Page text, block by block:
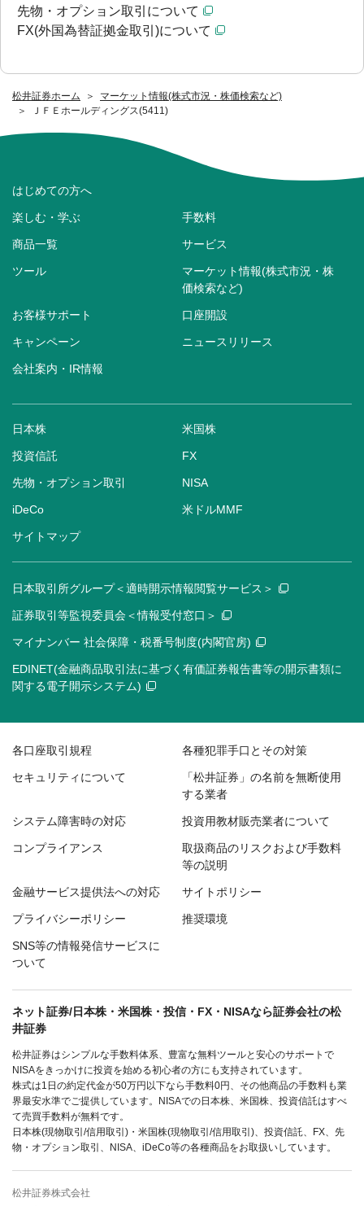
松井証券ホーム
マーケット情報(株式市況・株価検索など)
ＪＦＥホールディングス(5411)
先物・オプション取引について
FX(外国為替証拠金取引)について
はじめての方へ
楽しむ・学ぶ 手数料
商品一覧 サービス
ツール
マーケット情報(株式市況・株
価検索など)
お客様サポート 口座開設
キャンペーン ニュースリリース
会社案内・IR情報
日本株 米国株
投資信託 FX
先物・オプション取引 NISA
iDeCo 米ドルMMF
サイトマップ
日本取引所グループ＜適時開示情報閲覧サービス＞
証券取引等監視委員会＜情報受付窓口＞
マイナンバー 社会保障・税番号制度(内閣官房)
EDINET(金融商品取引法に基づく有価証券報告書等の開示書類に
関する電子開示システム)
各口座取引規程 各種犯罪手口とその対策
セキュリティについて
「松井証券」の名前を無断使用
する業者
システム障害時の対応 投資用教材販売業者について
コンプライアンス
取扱商品のリスクおよび手数料
等の説明
金融サービス提供法への対応 サイトポリシー
プライバシーポリシー 推奨環境
SNS等の情報発信サービスに
ついて
ネット証券/日本株・米国株・投信・FX・NISAなら証券会社の松
井証券
松井証券はシンプルな手数料体系、豊富な無料ツールと安心のサポートで
NISAをきっかけに投資を始める初心者の方にも支持されています。
株式は1日の約定代金が50万円以下なら手数料0円、その他商品の手数料も業
界最安水準でご提供しています。NISAでの日本株、米国株、投資信託はすべ
て売買手数料が無料です。
日本株(現物取引/信用取引)・米国株(現物取引/信用取引)、投資信託、FX、先
物・オプション取引、NISA、iDeCo等の各種商品をお取扱いしています。
松井証券株式会社